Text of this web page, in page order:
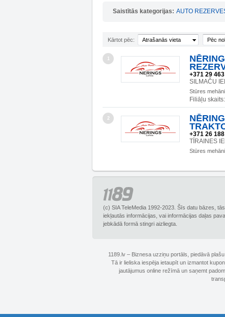
Saistītās kategorijas: AUTO
Kārtot pēc: Atrašanās vieta Pēc
1
+371 29
SILMAČU
Stūres
Filiāļu skaits:
2
+371 26
TĪRAINES
Stūres
(c) SIA TeleMedia 1992-2023. Šīs datu bāzes,
iekļautās informācijas, vai informācijas daļas
jebkādā formā stingri aizliegta.
1189.lv – Biznesa uzziņu portāls, piedāvā
Tā ir lieliska iespēja ietaupīt un izmantot
jautājumus online režīmā un saņemt